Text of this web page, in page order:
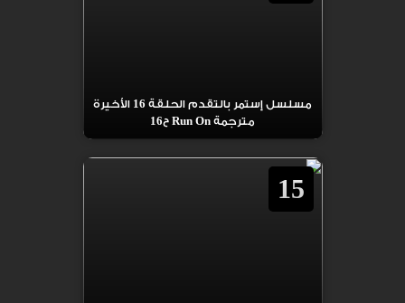
مسلسل إستمر بالتقدم الحلقة 16 الأخيرة
مترجمة Run On ح16
15